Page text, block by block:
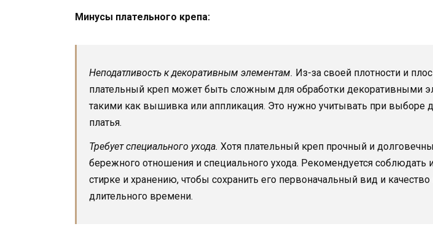
Минусы плательного крепа:
Неподатливость к декоративным элементам. Из-за своей плотности и
плательный креп может быть сложным для обработки декоративными
такими как вышивка или аппликация. Это нужно учитывать при выборе
платья.
Требует специального ухода. Хотя плательный креп прочный и
бережного отношения и специального ухода. Рекомендуется соблюдать
стирке и хранению, чтобы сохранить его первоначальный вид и
длительного времени.